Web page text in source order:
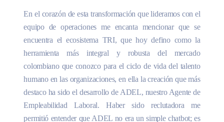
En el corazón de esta transformación que lideramos con el
equipo de operaciones me encanta mencionar que se
encuentra el ecosistema TRI, que hoy defino como la
herramienta más integral y robusta del mercado
colombiano que conozco para el ciclo de vida del talento
humano en las organizaciones, en ella la creación que más
destaco ha sido el desarrollo de ADEL, nuestro Agente de
Empleabilidad Laboral. Haber sido reclutadora me
permitió entender que ADEL no era un simple chatbot; es